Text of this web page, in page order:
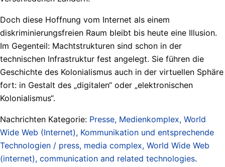
Doch diese Hoffnung vom Internet als einem
diskriminierungsfreien Raum bleibt bis heute eine Illusion.
Im Gegenteil: Machtstrukturen sind schon in der
technischen Infrastruktur fest angelegt. Sie führen die
Geschichte des Kolonialismus auch in der virtuellen Sphäre
fort: in Gestalt des „digitalen“ oder „elektronischen
Kolonialismus“.
Nachrichten Kategorie: Presse, Medienkomplex, World
Wide Web (Internet), Kommunikation und entsprechende
Technologien / press, media complex, World Wide Web
(internet), communication and related technologies.